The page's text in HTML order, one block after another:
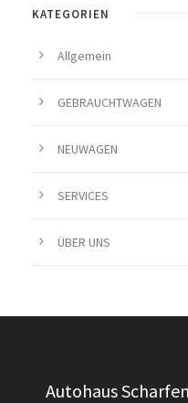
KATEGORIEN
Allgemein
GEBRAUCHTWAGEN
NEUWAGEN
SERVICES
ÜBER UNS
Autohaus